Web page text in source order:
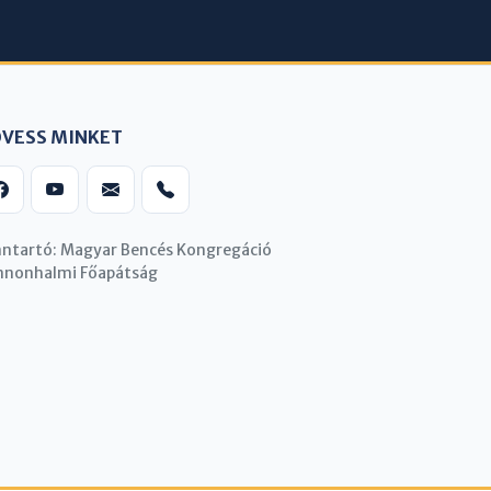
MINKET
Magyar Bencés Kongregáció
Főapátság